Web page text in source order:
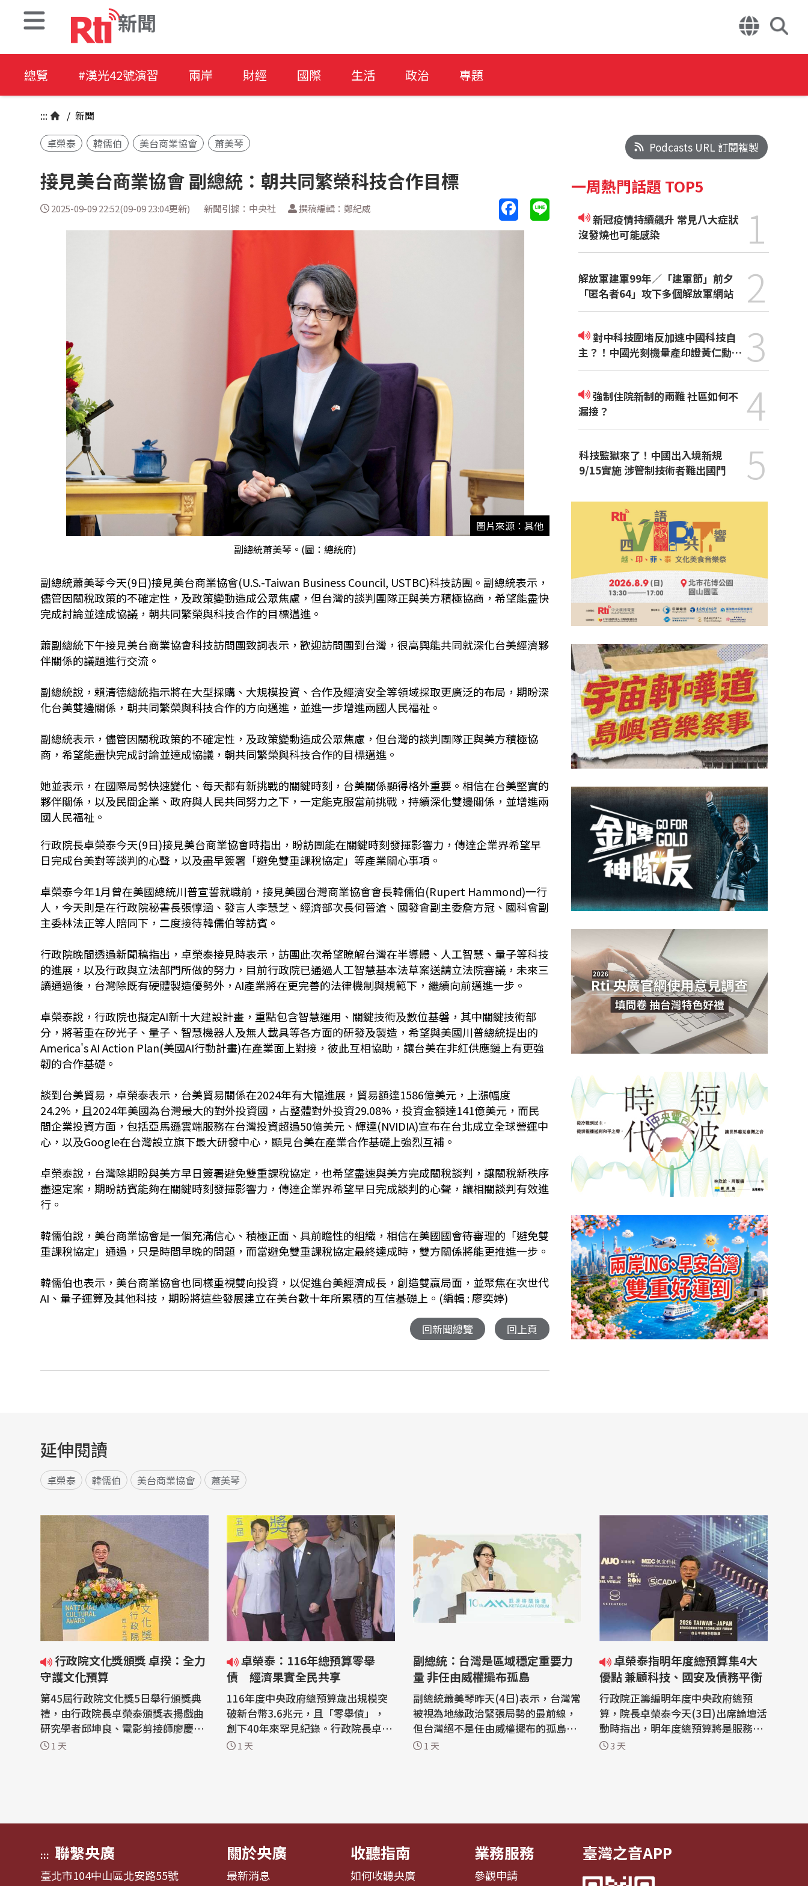
新聞
總覽 #漢光42號演習 兩岸 財經 國際 生活 政治 專題
::: / 新聞
卓榮泰
韓儒伯 美台商業協會 蕭美琴
接見美台商業協會 副總統：朝共同繁榮科技合作目標
2025-09-09 22:52(09-09 23:04更新) 新聞引據：中央社 撰稿編輯：鄭紀威
圖片來源：其他
副總統蕭美琴。(圖：總統府)
副總統蕭美琴今天(9日)接見美台商業協會(U.S.-Taiwan Business Council, USTBC)科技訪團。副總統表示，
儘管因關稅政策的不確定性，及政策變動造成公眾焦慮，但台灣的談判團隊正與美方積極協商，希望能盡快
完成討論並達成協議，朝共同繁榮與科技合作的目標邁進。
蕭副總統下午接見美台商業協會科技訪問團致詞表示，歡迎訪問團到台灣，很高興能共同就深化台美經濟夥
伴關係的議題進行交流。
副總統說，賴清德總統指示將在大型採購、大規模投資、合作及經濟安全等領域採取更廣泛的布局，期盼深
化台美雙邊關係，朝共同繁榮與科技合作的方向邁進，並進一步增進兩國人民福祉。
副總統表示，儘管因關稅政策的不確定性，及政策變動造成公眾焦慮，但台灣的談判團隊正與美方積極協
商，希望能盡快完成討論並達成協議，朝共同繁榮與科技合作的目標邁進。
她並表示，在國際局勢快速變化、每天都有新挑戰的關鍵時刻，台美關係顯得格外重要。相信在台美堅實的
夥伴關係，以及民間企業、政府與人民共同努力之下，一定能克服當前挑戰，持續深化雙邊關係，並增進兩
國人民福祉。
行政院長卓榮泰今天(9日)接見美台商業協會時指出，盼訪團能在關鍵時刻發揮影響力，傳達企業界希望早
日完成台美對等談判的心聲，以及盡早簽署「避免雙重課稅協定」等產業關心事項。
卓榮泰今年1月曾在美國總統川普宣誓就職前，接見美國台灣商業協會會長韓儒伯(Rupert Hammond)一行
人，今天則是在行政院秘書長張惇涵、發言人李慧芝、經濟部次長何晉滄、國發會副主委詹方冠、國科會副
主委林法正等人陪同下，二度接待韓儒伯等訪賓。
行政院晚間透過新聞稿指出，卓榮泰接見時表示，訪團此次希望瞭解台灣在半導體、人工智慧、量子等科技
的進展，以及行政與立法部門所做的努力，目前行政院已通過人工智慧基本法草案送請立法院審議，未來三
讀通過後，台灣除既有硬體製造優勢外，AI產業將在更完善的法律機制與規範下，繼續向前邁進一步。
卓榮泰說，行政院也擬定AI新十大建設計畫，重點包含智慧運用、關鍵技術及數位基磐，其中關鍵技術部
分，將著重在矽光子、量子、智慧機器人及無人載具等各方面的研發及製造，希望與美國川普總統提出的
America's AI Action Plan(美國AI行動計畫)在產業面上對接，彼此互相協助，讓台美在非紅供應鏈上有更強
韌的合作基礎。
談到台美貿易，卓榮泰表示，台美貿易關係在2024年有大幅進展，貿易額達1586億美元，上漲幅度
24.2%，且2024年美國為台灣最大的對外投資國，占整體對外投資29.08%，投資金額達141億美元，而民
間企業投資方面，包括亞馬遜雲端服務在台灣投資超過50億美元、輝達(NVIDIA)宣布在台北成立全球營運中
心，以及Google在台灣設立旗下最大研發中心，顯見台美在產業合作基礎上強烈互補。
卓榮泰說，台灣除期盼與美方早日簽署避免雙重課稅協定，也希望盡速與美方完成關稅談判，讓關稅新秩序
盡速定案，期盼訪賓能夠在關鍵時刻發揮影響力，傳達企業界希望早日完成談判的心聲，讓相關談判有效進
行。
韓儒伯說，美台商業協會是一個充滿信心、積極正面、具前瞻性的組織，相信在美國國會待審理的「避免雙
重課稅協定」通過，只是時間早晚的問題，而當避免雙重課稅協定最終達成時，雙方關係將能更推進一步。
韓儒伯也表示，美台商業協會也同樣重視雙向投資，以促進台美經濟成長，創造雙贏局面，並聚焦在次世代
AI、量子運算及其他科技，期盼將這些發展建立在美台數十年所累積的互信基礎上。(編輯 : 廖奕婷)
回新聞總覽 回上頁
Podcasts URL 訂閱複製
一周熱門話題 TOP5
新冠疫情持續飆升 常見八大症狀
沒發燒也可能感染
1
解放軍建軍99年／「建軍節」前夕
「匿名者64」攻下多個解放軍網站
2
對中科技圍堵反加速中國科技自
主？！中國光刻機量產印證黃仁勳觀
點
3
強制住院新制的兩難 社區如何不
漏接？
4
科技監獄來了！中國出入境新規
9/15實施 涉管制技術者難出國門
5
延伸閱讀
卓榮泰 韓儒伯 美台商業協會 蕭美琴
守護文化預算
第45屆行政院文化獎5日舉行頒獎典
禮，由行政院長卓榮泰頒獎表揚戲曲
研究學者邱坤良、電影剪接師廖慶松
及自然文學作家徐仁修，肯定3人在
1 天
卓榮泰：116年總預算零舉
債 經濟果實全民共享
116年度中央政府總預算歲出規模突
破新台幣3.6兆元，且「零舉債」，
創下40年來罕見紀錄。行政院長卓榮
泰5日表示，這是全民與百工百業共
1 天
副總統：台灣是區域穩定重要力
量 非任由威權擺布孤島
副總統蕭美琴昨天(4日)表示，台灣常
被視為地緣政治緊張局勢的最前線，
但台灣絕不是任由威權擺布的孤島，
而是堅守自由、維護和平與區域穩定
1 天
卓榮泰指明年度總預算集4大
優點 兼顧科技、國安及債務平衡
行政院正籌編明年度中央政府總預
算，院長卓榮泰今天(3日)出席論壇活
動時指出，明年度總預算將是服務面
最廣、科技發展最快速、國安最到
3 天
::: 聯繫央廣
臺北市104中山區北安路55號
關於央廣
最新消息
收聽指南
如何收聽央廣
業務服務
參觀申請
臺灣之音APP